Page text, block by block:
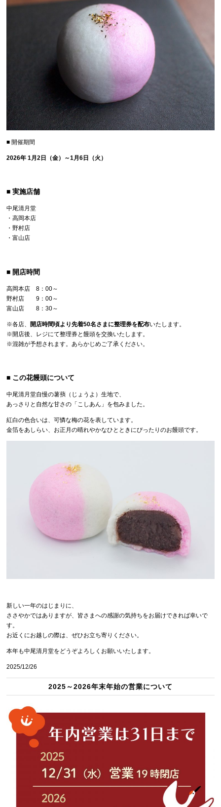
■ 開催期間
2026年 1月2日（金）～1月6日（火）
■ 実施店舗
中尾清月堂
・高岡本店
・野村店
・富山店
■ 開店時間
高岡本店 8：00～
野村店 9：00～
富山店 8：30～
※各店、 開店時間頃より先着50名さまに整理券を配布いたします。
※開店後、レジにて整理券と饅頭を交換いたします。
※混雑が予想されます。あらかじめご了承ください。
■ この花饅頭について
中尾清月堂自慢の薯蕷（じょうよ）生地で、
あっさりと自然な甘さの「こしあん」を包みました。
紅白の色合いは、可憐な梅の花を表しています。
金箔をあしらい、お正月の晴れやかなひとときにぴったりのお饅頭です。
新しい一年のはじまりに、
ささやかではありますが、皆さまへの感謝の気持ちをお届けできれば幸いで
す。
お近くにお越しの際は、ぜひお立ち寄りください。
本年も中尾清月堂をどうぞよろしくお願いいたします。
2025/12/26
2025～2026年末年始の営業について